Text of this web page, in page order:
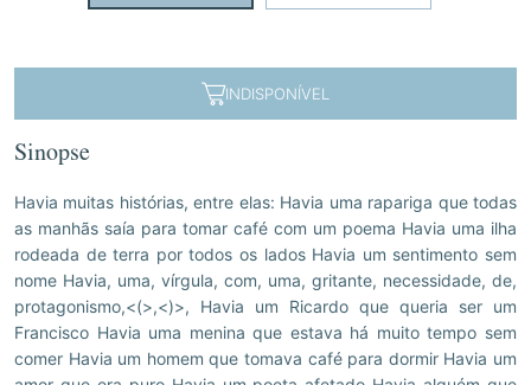
INDISPONÍVEL
Sinopse
Havia muitas histórias, entre elas: Havia uma rapariga que todas
as manhãs saía para tomar café com um poema Havia uma ilha
rodeada de terra por todos os lados Havia um sentimento sem
nome Havia, uma, vírgula, com, uma, gritante, necessidade, de,
protagonismo,<(>,<)>, Havia um Ricardo que queria ser um
Francisco Havia uma menina que estava há muito tempo sem
comer Havia um homem que tomava café para dormir Havia um